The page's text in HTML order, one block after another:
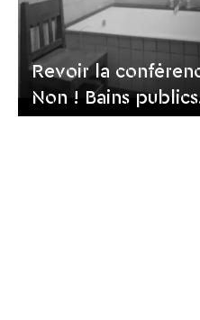
Revoir la
Non ! Bains